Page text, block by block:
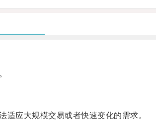
应大规模交易或者快速变化的需求。